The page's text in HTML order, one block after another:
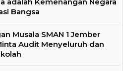
adalah Kemenangan Negara
Bangsa
Musala SMAN 1 Jember
Audit Menyeluruh dan